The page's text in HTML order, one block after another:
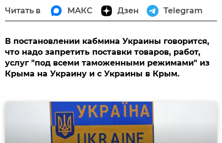
Читать в МАКС Дзен Telegram
В постановлении кабмина Украины говорится,
что надо запретить поставки товаров, работ,
услуг "под всеми таможенными режимами" из
Крыма на Украину и с Украины в Крым.